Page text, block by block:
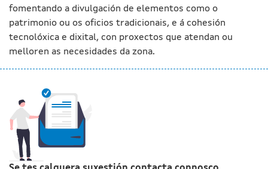
fomentando a divulgación de elementos como o
patrimonio ou os oficios tradicionais, e á cohesión
tecnolóxica e dixital, con proxectos que atendan ou
melloren as necesidades da zona.